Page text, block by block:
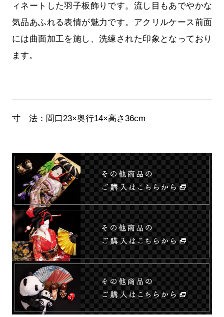
ィネートした羽子板飾りです。流し目もあでやかな
気品あふれる表情が魅力です。アクリルケース前面
には曲面加工を施し、洗練された印象となっており
ます。
寸 法： 間口23×奥行14×高さ36cm